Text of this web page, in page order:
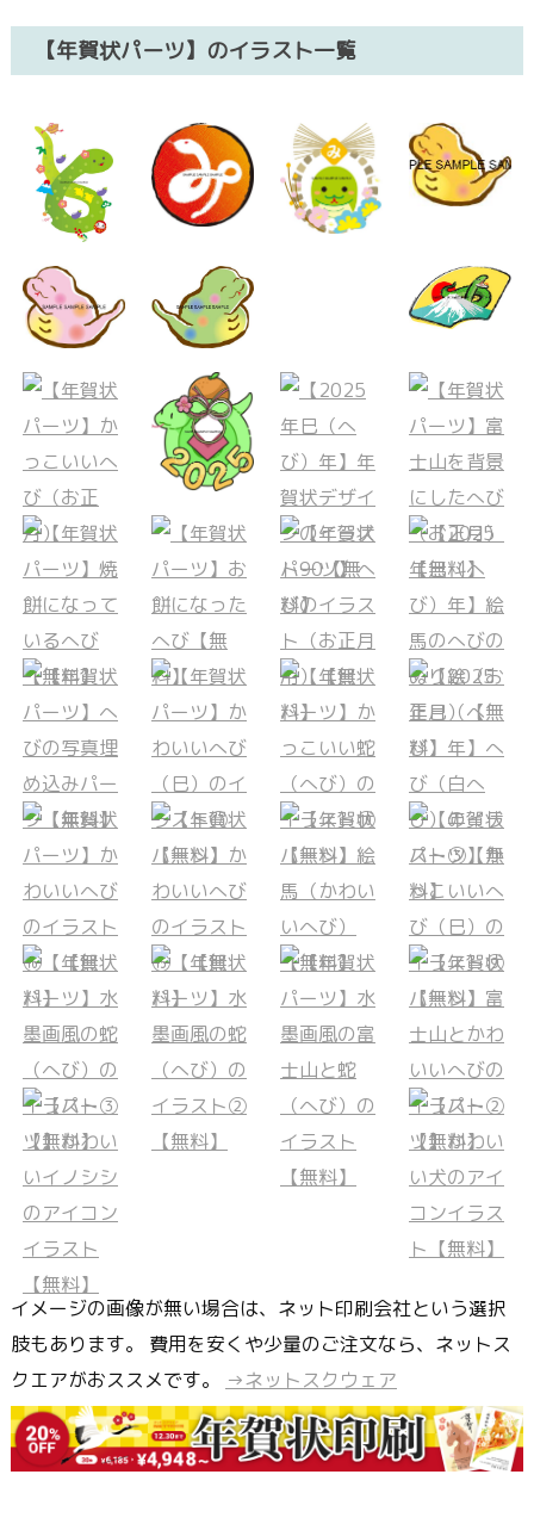
【年賀状パーツ】のイラスト一覧
イメージの画像が無い場合は、ネット印刷会社という選択
肢もあります。 費用を安くや少量のご注文なら、ネットス
クエアがおススメです。
→ネットスクウェア